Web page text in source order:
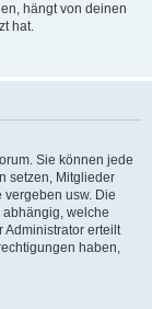
hängt von deinen
hat.
Sie können jede
setzen, Mitglieder
usw. Die
abhängig, welche
Administrator erteilt
haben,